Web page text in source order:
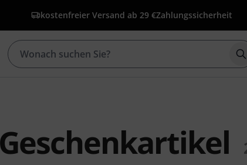
kostenfreier Versand ab 29 €Zahlungssicherheit